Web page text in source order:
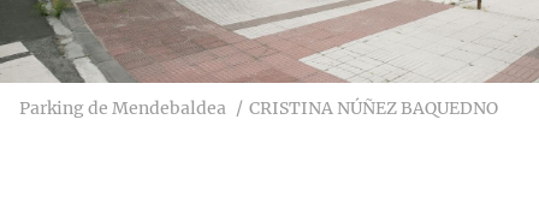
Parking de Mendebaldea CRISTINA NÚÑEZ BAQUEDNO